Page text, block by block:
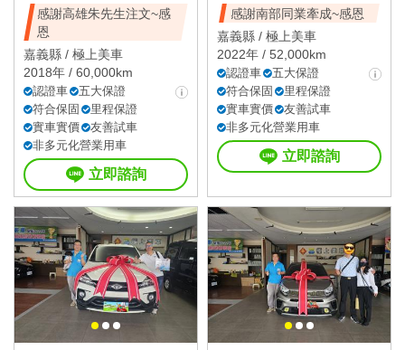
感謝高雄朱先生注文~感
恩
嘉義縣 / 極上美車
2018年 / 60,000km
認證車
五大保證
符合保固
里程保證
實車實價
友善試車
非多元化營業用車
立即諮詢
感謝南部同業牽成~感恩
嘉義縣 / 極上美車
2022年 / 52,000km
認證車
五大保證
符合保固
里程保證
實車實價
友善試車
非多元化營業用車
立即諮詢